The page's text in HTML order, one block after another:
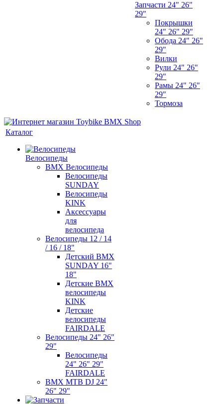
Запчасти 24" 26"
29"
Покрышки
24" 26" 29"
Обода 24" 26"
29"
Вилки
Рули 24" 26"
29"
Рамы 24" 26"
29"
Тормоза
Каталог
Велосипеды
BMX Велосипеды
Велосипеды
SUNDAY
Велосипеды
KINK
Аксессуары
для
велосипеда
Велосипеды 12 / 14
/ 16 / 18"
Детский BMX
SUNDAY 16"
18"
Детские BMX
велосипеды
KINK
Детские
велосипеды
FAIRDALE
Велосипеды 24" 26"
29"
Велосипеды
24" 26" 29"
FAIRDALE
BMX MTB DJ 24"
26" 29"